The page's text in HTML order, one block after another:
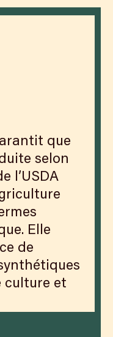
que
selon
l’USDA
Elle
de
culture et